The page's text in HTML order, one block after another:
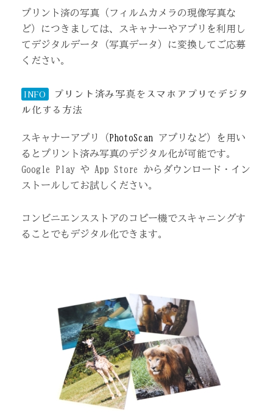
プリント済の写真（フィルムカメラの現像写真な
ど）につきましては、スキャナーやアプリを利用し
てデジタルデータ（写真データ）に変換してご応募
ください。
INFO
プリント済み写真をスマホアプリでデジタ
ル化する方法
スキャナーアプリ（PhotoScan アプリなど）を用い
るとプリント済み写真のデジタル化が可能です。
Google Play や App Store からダウンロード・イン
ストールしてお試しください。
コンビニエンスストアのコピー機でスキャニングす
ることでもデジタル化できます。